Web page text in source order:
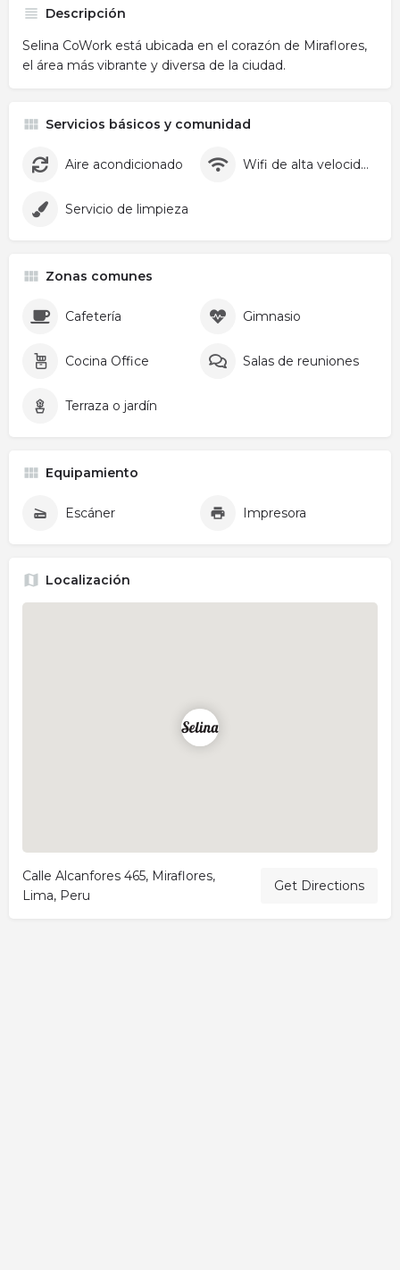
Descripción
Selina CoWork está ubicada en el corazón de Miraflores,
el área más vibrante y diversa de la ciudad.
Servicios básicos y comunidad
Aire acondicionado Wifi de alta velocidad
Servicio de limpieza
Zonas comunes
Cafetería Gimnasio
Cocina Office Salas de reuniones
Terraza o jardín
Equipamiento
Escáner Impresora
Localización
Calle Alcanfores 465, Miraflores,
Lima, Peru
Get Directions